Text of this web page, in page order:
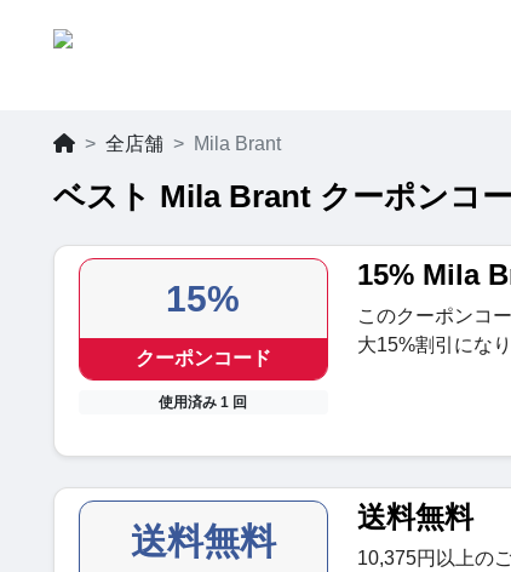
全店舗 Mila Brant
ベスト Mila Brant クーポンコ
15%
クーポンコード
使用済み 1 回
15% Mila
このクーポンコ
大15%割引になり
送料無料
送料無料
10,375円以上の